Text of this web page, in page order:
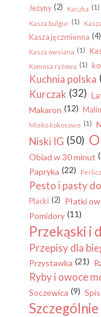
Jeżyny (2) Kaczka (1)
Kasza bulgur (1)
Kasza jęczmienna (4)
Kasza owsiana (1)
Komosa ryżowa (1)
Kuchnia polska
Kurczak (32)
Makaron (12)
Mleko kokosowe (1)
Niski IG (50)
Obiad w 30 minut
Papryka (22)
Pesto i pasty
Placki (2) Płatki
Pomidory (11)
Przekąski i
Przepisy dla
Przystawka (21)
Ryby i owoce
Soczewica (9)